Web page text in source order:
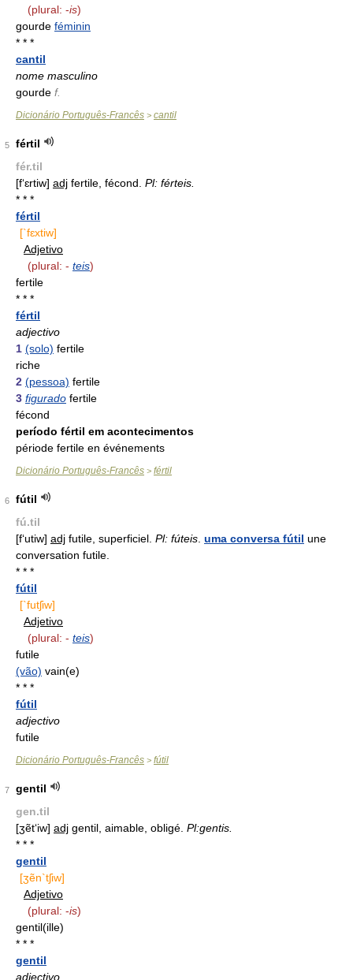
(plural: -is)
gourde féminin
* * *
cantil
nome masculino
gourde f.
Dicionário Português-Francês > cantil
5
fértil
fér.til
[f‘ɛrtiw] adj fertile, fécond. Pl: férteis.
* * *
fértil
[`fɛxtiw]
Adjetivo
(plural: - teis)
fertile
* * *
fértil
adjectivo
1 (solo) fertile
riche
2 (pessoa) fertile
3 figurado fertile
fécond
período fértil em acontecimentos
période fertile en événements
Dicionário Português-Francês > fértil
6
fútil
fú.til
[f‘utiw] adj futile, superficiel. Pl: fúteis uma conversa fútil une
conversation futile.
* * *
fútil
[`futʃiw]
Adjetivo
(plural: - teis)
futile
(vão) vain(e)
* * *
fútil
adjectivo
futile
Dicionário Português-Francês > fútil
7
gentil
gen.til
[ʒẽt‘iw] adj gentil, aimable, obligé. Pl:gentis.
* * *
gentil
[ʒẽn`tʃiw]
Adjetivo
(plural: -is)
gentil(ille)
* * *
gentil
adjectivo